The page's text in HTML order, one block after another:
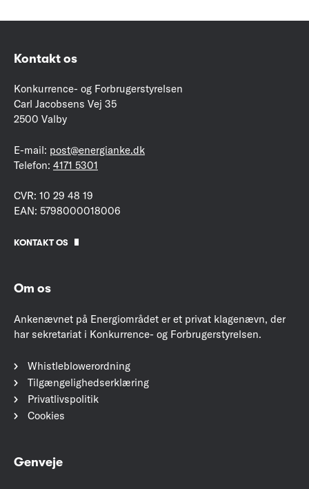
Kontakt os
Konkurrence- og Forbrugerstyrelsen
Carl Jacobsens Vej 35
2500 Valby
E-mail: post@energianke.dk
Telefon: 4171 5301
CVR: 10 29 48 19
EAN: 5798000018006
KONTAKT OS
Om os
Ankenævnet på Energiområdet er et privat klagenævn, der
har sekretariat i Konkurrence- og Forbrugerstyrelsen.
Whistleblowerordning
Tilgængelighedserklæring
Privatlivspolitik
Cookies
Genveje